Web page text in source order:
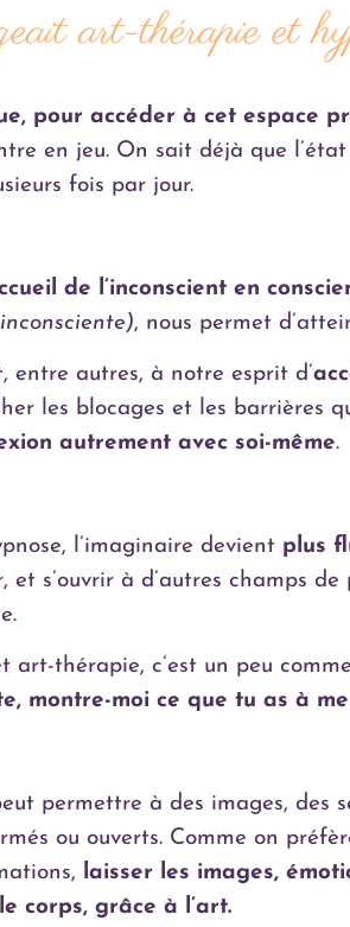
art-thérapie et
pour accéder à cet espace
en jeu. On sait déjà que
fois par jour.
de l’inconscient en
, nous permet
entre autres, à notre esprit d’
les blocages et les barrières
autrement avec soi-même.
l’imaginaire devient plus
et s’ouvrir à d’autres champs
art-thérapie, c’est un peu
montre-moi ce que tu as à
permettre à des images, des
ou ouverts. Comme on
laisser les images,
corps, grâce à l’art.